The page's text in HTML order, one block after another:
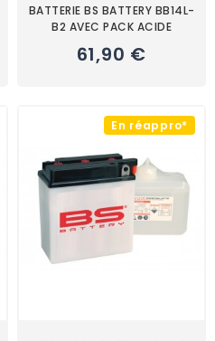
BATTERIE BS BATTERY BB14L-
B2 AVEC PACK ACIDE
61,90 €
En réappro*